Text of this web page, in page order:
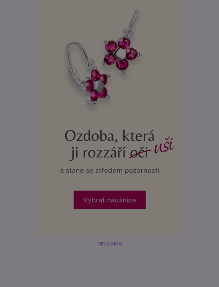
REKLAMA